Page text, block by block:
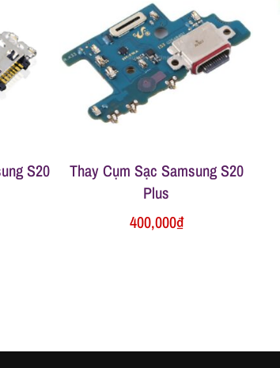
S20
Thay Cụm Sạc Samsung S20
Plus
400,000₫